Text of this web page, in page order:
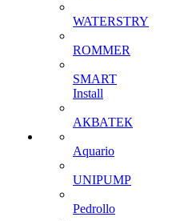
WATERSTRY
ROMMER
SMART
Install
АКВАТЕК
Aquario
UNIPUMP
Pedrollo